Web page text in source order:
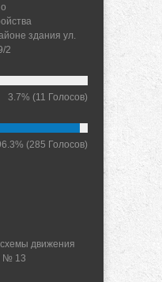
здания ул.
2
3.7% (11 Голосов)
(285 Голосов)
движения
№ 13